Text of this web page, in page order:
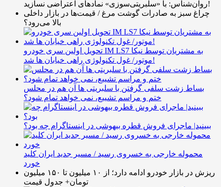
روان‌شناس: با «سلبریتی‌سوزی» نمادهای اعتراضی نسازید!
چراغ سبز به صادرات گوشت مرغ / قیمت‌ها در بازار داخلی
بالا می‌رود؟
تحویل اولین سری خودرو IM LS7 به مشتریان توسط نیکا
موتور/ غول تکنولوژی راهی خیابان ها شد!
بساط زشت سلفی گرفتن با سلبریتی ها آن هم در محلس
ختم و مراسم تشییع، نمی خواهد تمام شود؟
ببینید| ماجرای فروش قطره بیهوشی در اینستاگرام چه بود؟
محموله خارجی به خسروی رسید / مسیر جدید ایران کلید
خورد
ریزش در بازار خودرو ادامه دارد؛ از ۱۰ میلیون تا ۱۵۰ میلیون
تومان+ جدول قیمت